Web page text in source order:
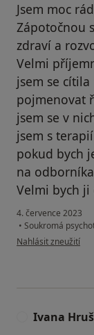
Jsem moc
Zápotočnou
zdraví a
Velmi
jsem se
pojmenovat
jsem se v
jsem s
pokud bych
na
Velmi bych
4. července 2023
• Soukromá
podle názoru
Nahlásit zneužití
Ivana